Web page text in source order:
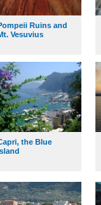
Ruins and
Vesuvius
the Blue